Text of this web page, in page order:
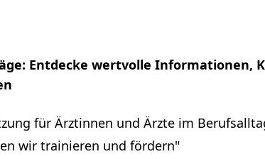
Entdecke wertvolle Informationen,
für Ärztinnen und Ärzte im
wir trainieren und fördern"